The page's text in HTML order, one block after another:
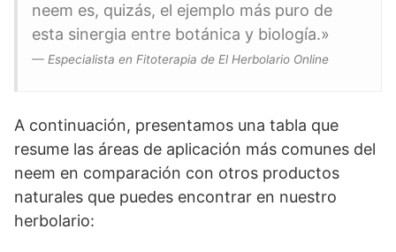
neem es, quizás, el ejemplo más puro de
esta sinergia entre botánica y biología.»
— Especialista en Fitoterapia de El Herbolario Online
A continuación, presentamos una tabla que
resume las áreas de aplicación más comunes del
neem en comparación con otros productos
naturales que puedes encontrar en nuestro
herbolario: